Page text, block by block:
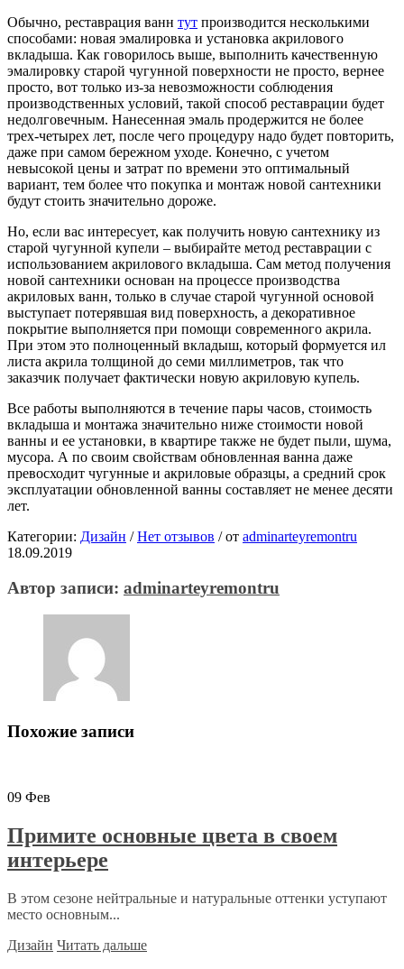
Обычно, реставрация ванн тут производится несколькими
способами: новая эмалировка и установка акрилового
вкладыша. Как говорилось выше, выполнить качественную
эмалировку старой чугунной поверхности не просто, вернее
просто, вот только из-за невозможности соблюдения
производственных условий, такой способ реставрации будет
недолговечным. Нанесенная эмаль продержится не более
трех-четырех лет, после чего процедуру надо будет повторить,
даже при самом бережном уходе. Конечно, с учетом
невысокой цены и затрат по времени это оптимальный
вариант, тем более что покупка и монтаж новой сантехники
будут стоить значительно дороже.
Но, если вас интересует, как получить новую сантехнику из
старой чугунной купели – выбирайте метод реставрации с
использованием акрилового вкладыша. Сам метод получения
новой сантехники основан на процессе производства
акриловых ванн, только в случае старой чугунной основой
выступает потерявшая вид поверхность, а декоративное
покрытие выполняется при помощи современного акрила.
При этом это полноценный вкладыш, который формуется ил
листа акрила толщиной до семи миллиметров, так что
заказчик получает фактически новую акриловую купель.
Все работы выполняются в течение пары часов, стоимость
вкладыша и монтажа значительно ниже стоимости новой
ванны и ее установки, в квартире также не будет пыли, шума,
мусора. А по своим свойствам обновленная ванна даже
превосходит чугунные и акриловые образцы, а средний срок
эксплуатации обновленной ванны составляет не менее десяти
лет.
Категории: Дизайн / Нет отзывов /от adminarteyremontru
18.09.2019
Автор записи: adminarteyremontru
Похожие записи
09 Фев
Примите основные цвета в своем
интерьере
В этом сезоне нейтральные и натуральные оттенки уступают
место основным...
Дизайн Читать дальше